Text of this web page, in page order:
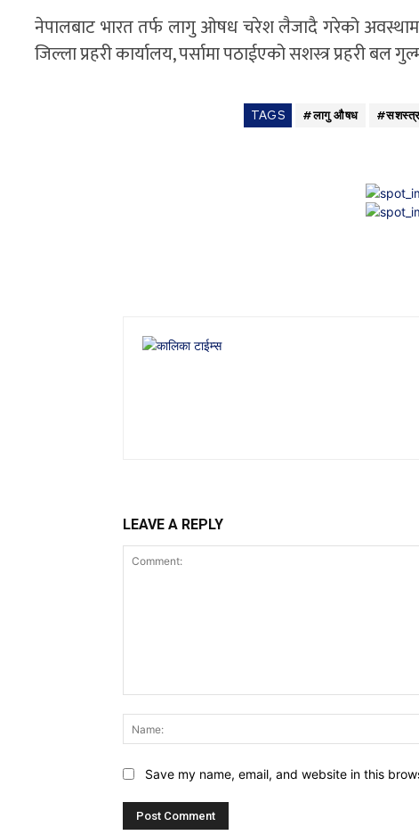
नेपालबाट भारत तर्फ लागु ओषध चरेश लैजादै गरेको
जिल्ला प्रहरी कार्यालय, पर्सामा पठाईएको सशस्त्र प्रहरी
TAGS #लागु औषध #सशस्त्र
LEAVE A REPLY
Save my name, email, and website in this